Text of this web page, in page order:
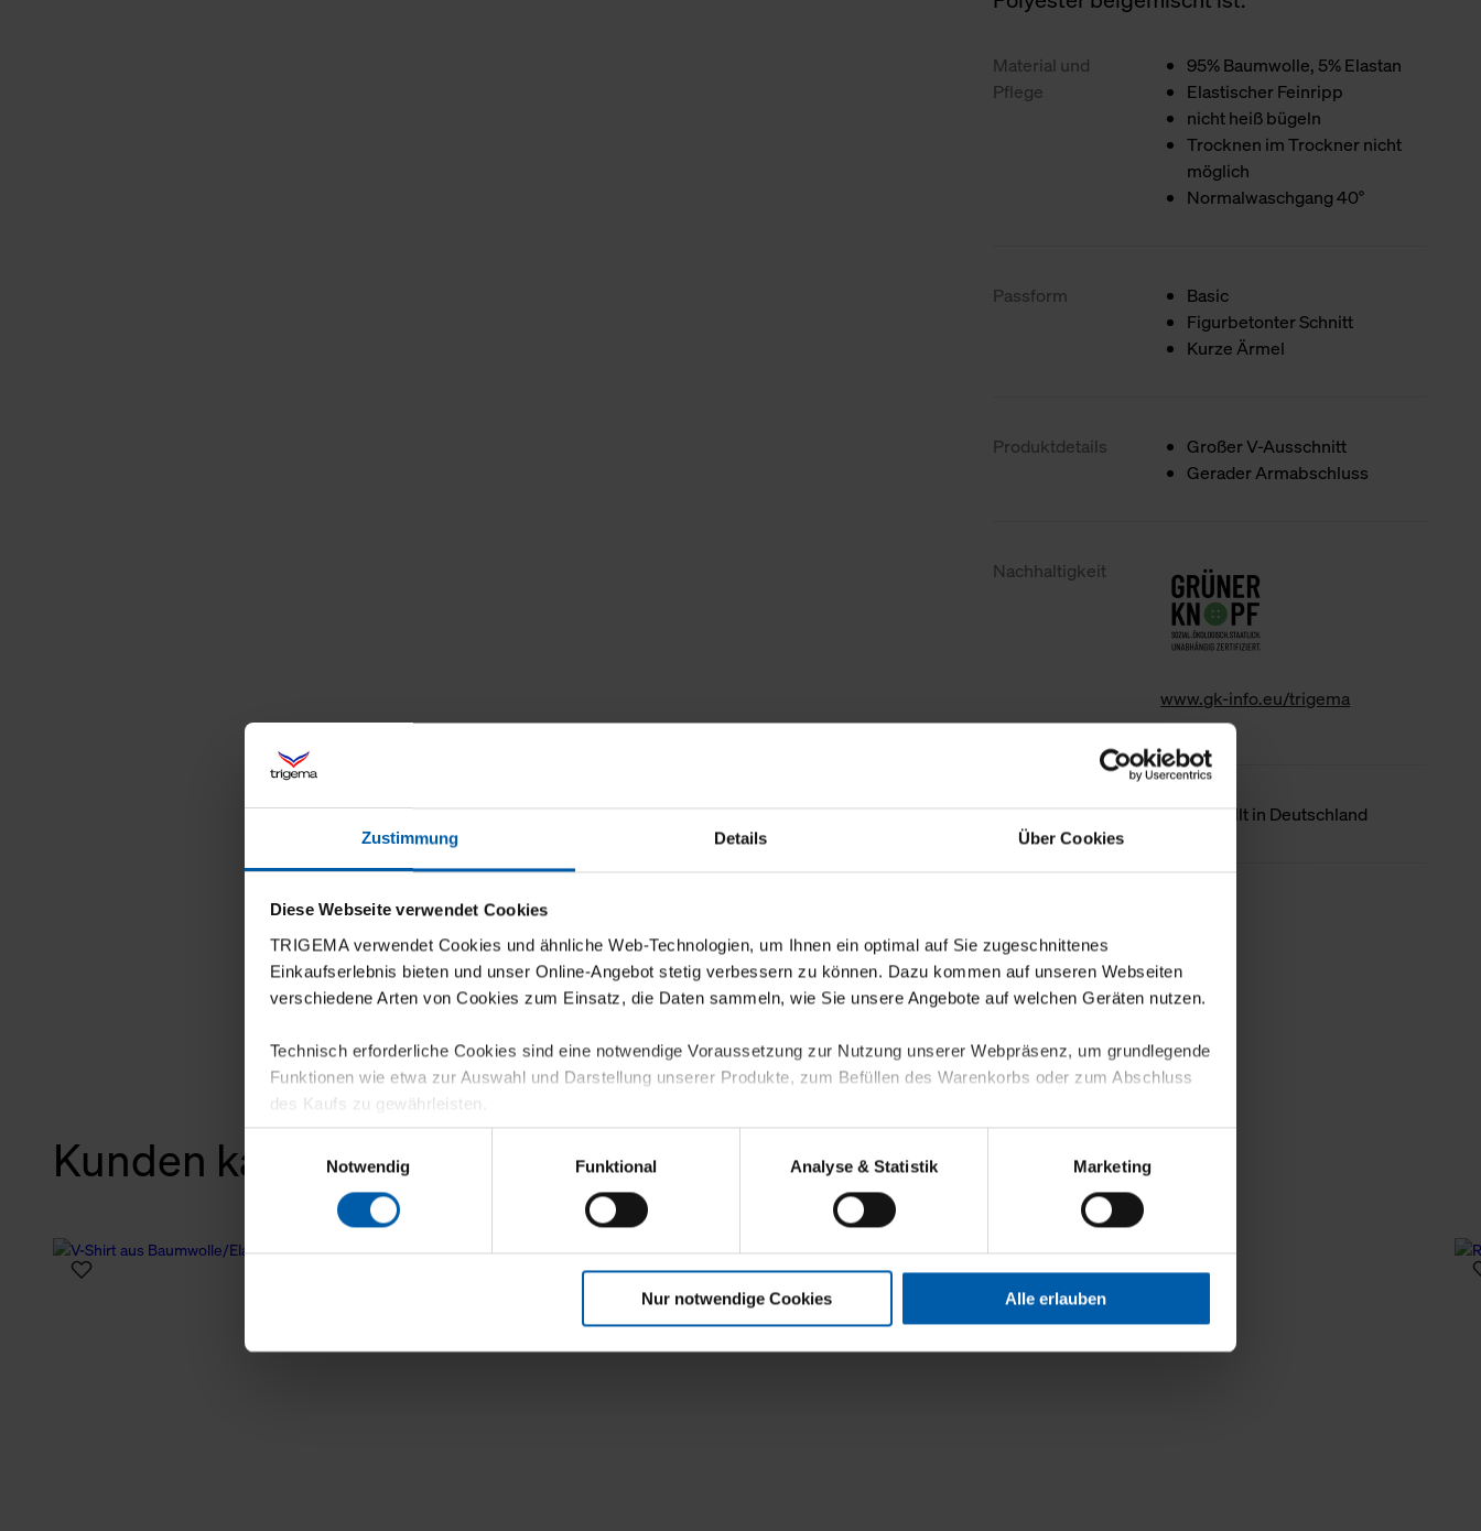
Zustimmung Details Über Cookies
Diese Webseite verwendet Cookies
TRIGEMA verwendet Cookies und ähnliche Web-Technologien, um Ihnen ein optimal auf Sie zugeschnittenes
Einkaufserlebnis bieten und unser Online-Angebot stetig verbessern zu können. Dazu kommen auf unseren Webseiten
verschiedene Arten von Cookies zum Einsatz, die Daten sammeln, wie Sie unsere Angebote auf welchen Geräten nutzen.
Technisch erforderliche Cookies sind eine notwendige Voraussetzung zur Nutzung unserer Webpräsenz, um grundlegende
Funktionen wie etwa zur Auswahl und Darstellung unserer Produkte, zum Befüllen des Warenkorbs oder zum Abschluss
des Kaufs zu gewährleisten.
Für die Darstellung personalisierter Angebote, Anzeigen und Inhalte aufgrund Ihres Nutzerverhaltens und Ihres Profils
sowie für Marketing-, Statistik- und Tracking-Zwecke zur Analyse und Optimierung unserer Webpräsenz speichern wir
personenbezogene Informationen. Diese übermitteln wir in anonymisierter Form an Dritte wie etwa unsere
Klicken Sie auf "Alle erlauben", damit wir alle Cookies und Web-Technologien für Ihr personalisiertes Einkaufserlebnis
verwenden dürfen. Über die jeweiligen Schaltflächen können Sie die Arten der Cookies selbst festlegen, die Sie erlauben
Notwendig
Funktional Analyse & Statistik Marketing
Nur notwendige Cookies Alle erlauben
Material und
Pflege
95% Baumwolle, 5% Elastan
Elastischer Feinripp
nicht heiß bügeln
Trocknen im Trockner nicht
möglich
Normalwaschgang 40°
Passform
Basic
Figurbetonter Schnitt
Kurze Ärmel
Produktdetails
Großer V-Ausschnitt
Gerader Armabschluss
Nachhaltigkeit
www.gk-info.eu/trigema
Ursprungsland Hergestellt in Deutschland
Kunden kauften auch